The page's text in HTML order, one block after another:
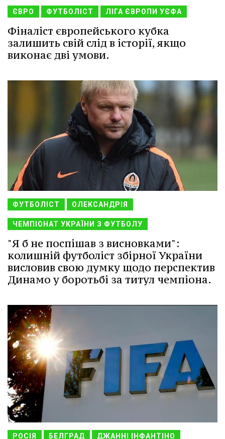
ЄВРО ФУТБОЛІСТ ЛІГА ЄВРОПИ УЄФА
Фіналіст європейського кубка
залишить свій слід в історії, якщо
виконає дві умови.
ФУТБОЛІСТ ОЛЕКСАНДРІЯ
ЧЕМПІОНАТ УКРАЇНИ З ФУТБОЛУ
"Я б не поспішав з висновками":
колишній футболіст збірної України
висловив свою думку щодо перспектив
Динамо у боротьбі за титул чемпіона.
РОСІЯ БЕЛГРАД ДЖАННІ ІНФАНТІНО